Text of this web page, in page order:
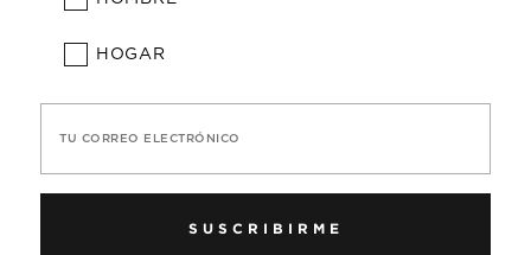
HOGAR
TU CORREO ELECTRÓNICO
SUSCRIBIRME